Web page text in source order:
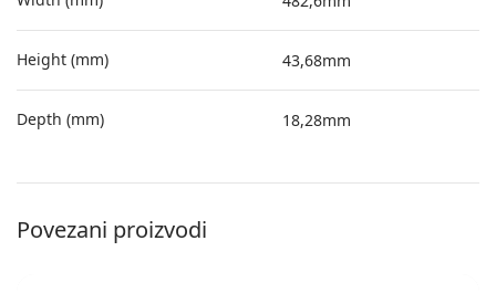
Height (mm) 43,68mm
Depth (mm) 18,28mm
Povezani proizvodi